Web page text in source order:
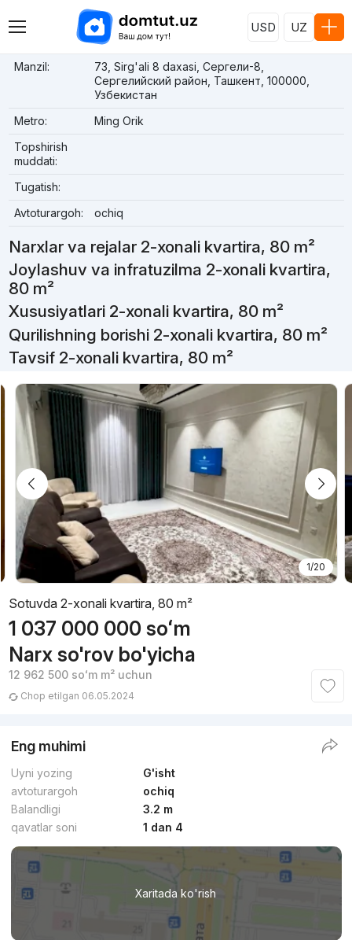
USD UZ
Manzil:
73, Sirg'ali 8 daxasi, Сергели-8,
Сергелийский район, Ташкент, 100000,
Узбекистан
Metro:
Ming Orik
Topshirish
muddati:
Tugatish:
Avtoturargoh:
ochiq
Narxlar va rejalar 2-xonali kvartira, 80 m²
Joylashuv va infratuzilma 2-xonali kvartira,
80 m²
Xususiyatlari 2-xonali kvartira, 80 m²
Qurilishning borishi 2-xonali kvartira, 80 m²
Tavsif 2-xonali kvartira, 80 m²
1/20
Sotuvda 2-xonali kvartira, 80 m²
1 037 000 000 soʻm
Narx so'rov bo'yicha
12 962 500 soʻmm² uchun
Chop etilgan 06.05.2024
Eng muhimi
Uyni yozing
G'isht
avtoturargoh
ochiq
Balandligi
3.2 m
qavatlar soni
1 dan 4
Xaritada ko'rish